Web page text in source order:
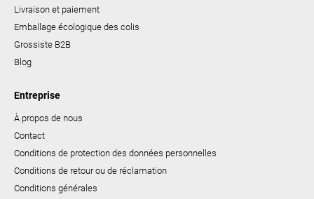
Livraison et paiement
Emballage écologique des colis
Grossiste B2B
Blog
Entreprise
À propos de nous
Contact
Conditions de protection des données personnelles
Conditions de retour ou de réclamation
Conditions générales